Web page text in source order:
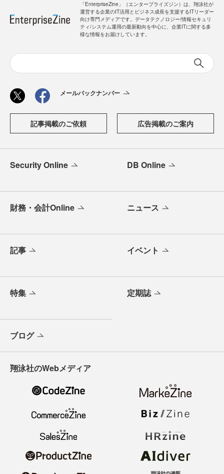
「EnterpriseZine」（エンタープライズジン）は、翔泳社が
運営する企業のIT活用とビジネス成長を支援するITリーダー
向け専門メディアです。データテクノロジー/情報セキュリ
ティ/システム運用の最新動向を中心に、企業ITに関する多
様な情報をお届けしています。
メールバックナンバー
記事掲載のご依頼 広告掲載のご案内
Security Online DB Online
財務・会計Online ニュース
記事 イベント
特集 定期誌
ブログ
翔泳社のWebメディア